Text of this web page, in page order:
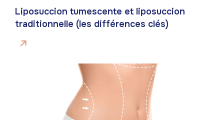
Liposuccion tumescente et liposuccion
traditionnelle (les différences clés)